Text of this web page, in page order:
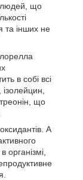
людей, що
та інших не
в собі всі
що
А